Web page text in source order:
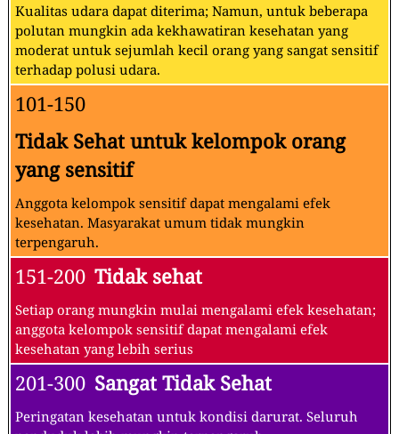
Kualitas udara dapat diterima; Namun, untuk beberapa
polutan mungkin ada kekhawatiran kesehatan yang
moderat untuk sejumlah kecil orang yang sangat sensitif
terhadap polusi udara.
101-150
Tidak Sehat untuk kelompok orang
yang sensitif
Anggota kelompok sensitif dapat mengalami efek
kesehatan. Masyarakat umum tidak mungkin
terpengaruh.
151-200 Tidak sehat
Setiap orang mungkin mulai mengalami efek kesehatan;
anggota kelompok sensitif dapat mengalami efek
kesehatan yang lebih serius
201-300 Sangat Tidak Sehat
Peringatan kesehatan untuk kondisi darurat. Seluruh